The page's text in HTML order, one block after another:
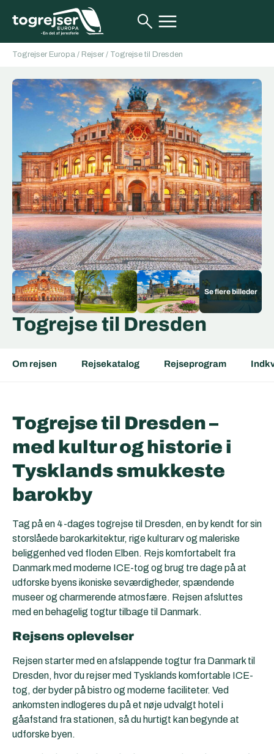
Togrejser Europa / Rejser / Togrejse til Dresden
Togrejse til Dresden
Om rejsen Rejsekatalog Rejseprogram
Togrejse til Dresden –
med kultur og historie i
Tysklands smukkeste
barokby
Tag på en 4-dages togrejse til Dresden, en by kendt for sin
storslåede barokarkitektur, rige kulturarv og maleriske
beliggenhed ved floden Elben. Rejs komfortabelt fra
Danmark med moderne ICE-tog og brug tre dage på at
udforske byens ikoniske seværdigheder, spændende
museer og charmerende atmosfære. Rejsen afsluttes
med en behagelig togtur tilbage til Danmark.
Rejsens oplevelser
Rejsen starter med en afslappende togtur fra Danmark til
Dresden, hvor du rejser med Tysklands komfortable ICE-
tog, der byder på bistro og moderne faciliteter. Ved
ankomsten indlogeres du på et nøje udvalgt hotel i
gåafstand fra stationen, så du hurtigt kan begynde at
udforske byen.